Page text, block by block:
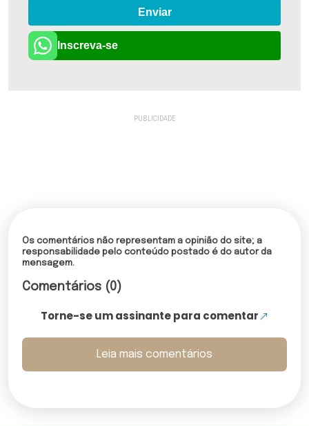
Enviar
Inscreva-se
Os comentários não representam a opinião do site; a
responsabilidade pelo conteúdo postado é do autor da
mensagem.
Comentários (0)
Torne-se um assinante para comentar
Leia mais comentários